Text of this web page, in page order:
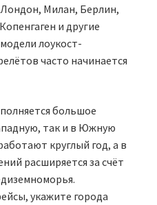
ИЗРАИЛЬ
ОТ €15
Львова, Харькова,
– кнфтфшкюсщь
от €15
Милан, Берлин,
и другие
лоукост-
часто начинается
большое
так и в Южную
круглый год, а в
расширяется за счёт
укажите города